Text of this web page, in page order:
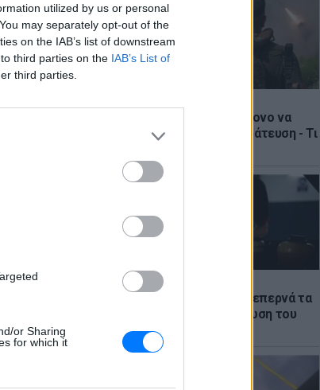
utilized by us or personal
may separately opt-out of the
on the IAB’s list of downstream
third parties on the IAB’s List of
third parties.
or Sharing
for which it
Ουκρανία: Βίντεο σοκ με 19χρονο να
οδηγείται με τη βία για επιστράτευση - Τι
ΕΙΔΗΣΕΙΣ
Καύσιμα «φωτιά»: Η βενζίνη ξεπερνά τα
2 ευρώ το λίτρο παρά την πτώση του
αργού πετρελαίου διεθνώς
κλικ!